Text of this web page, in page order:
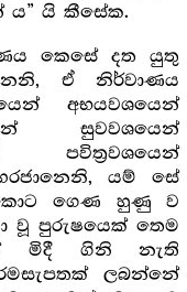
ය” යි කීසේක.
කෙසේ දත යුතු
ඒ නිර්වාණය
අභයවශයෙන්
සුවවශයෙන්
පවිත්‍ර‍වශයෙන්
යම් සේ
ගෙණ හුණු ව
වූ පුරුෂයෙක් තෙම
මිදී ගිනි නැති
ලබන්නේ